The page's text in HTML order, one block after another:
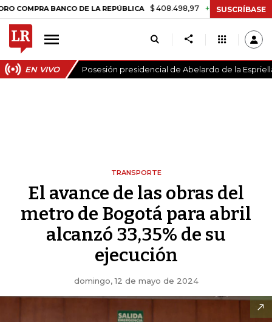
BANCO DE LA REPÚBLICA $ 408.498,97 +$ 8.753,81 +2,19%
SUSCRÍBASE
EN VIVO Posesión presidencial de Abelardo de la
TRANSPORTE
El avance de las obras del
metro de Bogotá para abril
alcanzó 33,35% de su
ejecución
domingo, 12 de mayo de 2024